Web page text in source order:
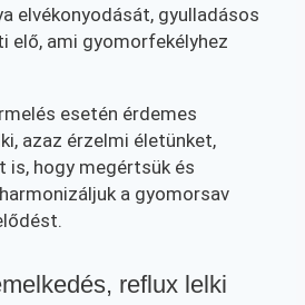
elvékonyodását, gyulladásos
elő, ami gyomorfekélyhez
esetén érdemes
azaz érzelmi életünket,
is, hogy megértsük és
a gyomorsav
reflux lelki